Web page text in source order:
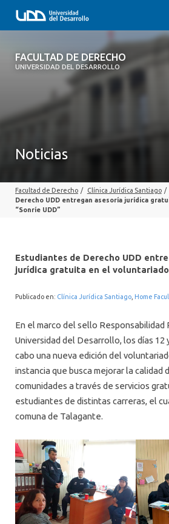
FACULTAD DE DERECHO
UNIVERSIDAD DEL DESARROLLO
FACULTAD DE DERECHO
SOBRE LA FACULTAD
PROFESORES
INTERNACIONAL
Noticias
Facultad de Derecho / Clínica Jurídica Santiago /
Derecho UDD entregan asesoría jurídica
“Sonríe UDD”
Estudiantes de Derecho UDD
jurídica gratuita en el voluntariado
Publicado en: Clínica Jurídica Santiago Home
En el marco del sello Responsabilidad
Universidad del Desarrollo, los días 12
cabo una nueva edición del
instancia que busca mejorar la calidad
comunidades a través de servicios
estudiantes de distintas carreras, el
comuna de Talagante.